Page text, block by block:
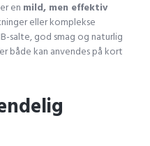
en mild, men effektiv
eller komplekse
salte, god smag og naturlig
både kan anvendes på kort